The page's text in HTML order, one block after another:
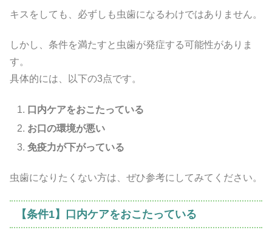
キスをしても、必ずしも虫歯になるわけではありません。
しかし、条件を満たすと虫歯が発症する可能性がありま
す。
具体的には、以下の3点です。
口内ケアをおこたっている
お口の環境が悪い
免疫力が下がっている
虫歯になりたくない方は、ぜひ参考にしてみてください。
【条件1】口内ケアをおこたっている